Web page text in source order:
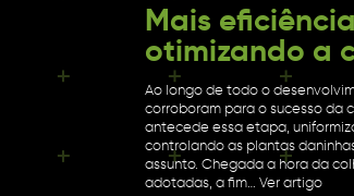
Mais
otimizando a
Ao longo de todo o
corroboram para o sucesso da
antecede essa etapa,
controlando as plantas
assunto. Chegada a hora da
adotadas, a fim… Ver artigo